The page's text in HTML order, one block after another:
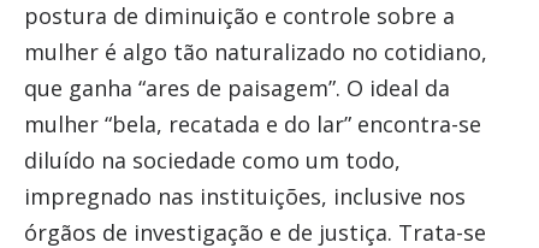
postura de diminuição e controle sobre a
mulher é algo tão naturalizado no cotidiano,
que ganha “ares de paisagem”. O ideal da
mulher “bela, recatada e do lar” encontra-se
diluído na sociedade como um todo,
impregnado nas instituições, inclusive nos
órgãos de investigação e de justiça. Trata-se